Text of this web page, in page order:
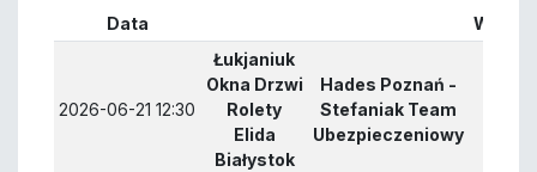
Data Wynik
2026-06-21 12:30
Łukjaniuk
Okna Drzwi
Rolety
Elida
Białystok
Hades Poznań -
Stefaniak Team
Ubezpieczeniowy